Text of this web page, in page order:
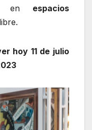
en espacios
hoy 11 de julio